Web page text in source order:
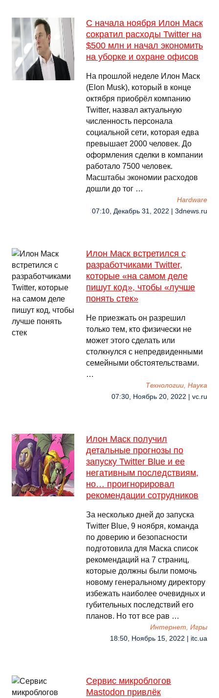
С начала ноября Илон Маск
сократил расходы Twitter на
$500 млн и начал экономить
на уборке и охране офисов
На прошлой неделе Илон Маск
(Elon Musk), который в конце
октября приобрёл компанию
Twitter, назвал актуальную
численность персонала
социальной сети, которая едва
превышает 2000 человек. До
оформления сделки в компании
работало 7500 человек.
Масштабы экономии расходов
дошли до тог …
Hardware
07:10, Декабрь 31, 2022 | 3dnews.ru
Илон Маск встретился с
разработчиками Twitter,
которые «на самом деле
пишут код», чтобы «лучше
понять стек»
Не приезжать он разрешил
только тем, кто физически не
может этого сделать или
столкнулся с непредвиденными
семейными обстоятельствами.
…
Технологии, Наука
07:30, Ноябрь 20, 2022 | vc.ru
Илон Маск получил
детальные прогнозы по
запуску Twitter Blue и ее
негативным последствиям,
но… проигнорировал
рекомендации сотрудников
За несколько дней до запуска
Twitter Blue, 9 ноября, команда
по доверию и безопасности
подготовила для Маска список
рекомендаций на 7 страниц,
которые должны были помочь
новому генеральному директору
избежать наиболее очевидных и
губительных последствий его
планов. Но тот все рав …
Интернет, Игры
18:50, Ноябрь 15, 2022 | itc.ua
Сервис микроблогов
Mastodon привлёк